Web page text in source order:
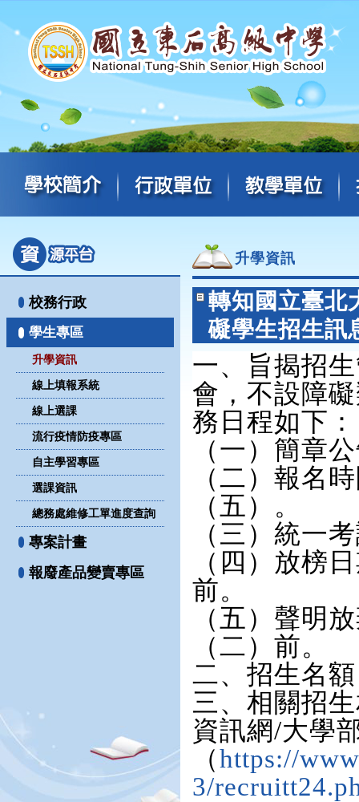
校務行政
學生專區
升學資訊
線上填報系統
線上選課
流行疫情防疫專區
自主學習專區
選課資訊
總務處維修工單進度查詢
專案計畫
報廢產品變賣專區
升學資訊
轉知國立臺北
礙學生招生訊
一、旨揭招
會，不設障
務日程如下：
（一）簡章
（二）報名
（五）。
（三）統一
（四）放榜
前。
（五）聲明
（二）前。
二、招生名
三、相關招
資訊網/大學
（https://
3/